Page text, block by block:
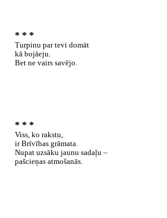
* * *
Turpinu par tevi domāt
kā bojāeju.
Bet ne vairs savējo.
* * *
Viss, ko rakstu,
ir Brīvības grāmata.
Nupat uzsāku jaunu sadaļu –
pašcieņas atmošanās.